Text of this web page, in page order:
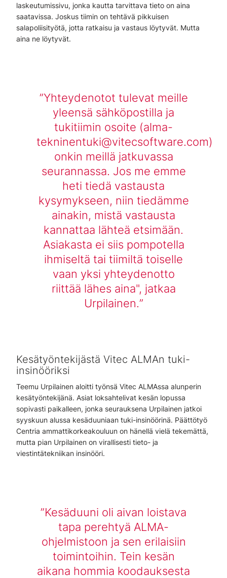
laskeutumissivu, jonka kautta tarvittava tieto on aina
saatavissa. Joskus tiimin on tehtävä pikkuisen
salapoliisityötä, jotta ratkaisu ja vastaus löytyvät. Mutta
aina ne löytyvät.
Yhteydenotot tulevat meille
yleensä sähköpostilla ja
tukitiimin osoite (alma-
tekninentuki@vitecsoftware.com)
onkin meillä jatkuvassa
seurannassa. Jos me emme
heti tiedä vastausta
kysymykseen, niin tiedämme
ainakin, mistä vastausta
kannattaa lähteä etsimään.
Asiakasta ei siis pompotella
ihmiseltä tai tiimiltä toiselle
vaan yksi yhteydenotto
riittää lähes aina", jatkaa
Urpilainen.
Kesätyöntekijästä Vitec ALMAn tuki-
insinööriksi
Teemu Urpilainen aloitti työnsä Vitec ALMAssa alunperin
kesätyöntekijänä. Asiat loksahtelivat kesän lopussa
sopivasti paikalleen, jonka seurauksena Urpilainen jatkoi
syyskuun alussa kesäduuniaan tuki-insinöörinä. Päättötyö
Centria ammattikorkeakouluun on hänellä vielä tekemättä,
mutta pian Urpilainen on virallisesti tieto- ja
viestintätekniikan insinööri.
Kesäduuni oli aivan loistava
tapa perehtyä ALMA-
ohjelmistoon ja sen erilaisiin
toimintoihin. Tein kesän
aikana hommia koodauksesta